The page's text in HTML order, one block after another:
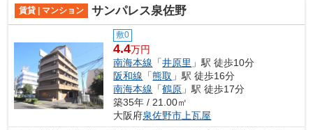
賃貸 | マンション サンパレス泉佐野
敷0
4.4万円
南海本線 「井原里 」駅 徒歩10分
阪和線 「熊取 」駅 徒歩16分
南海本線 「鶴原 」駅 徒歩17分
築35年 / 21.00㎡
大阪府泉佐野市 上瓦屋